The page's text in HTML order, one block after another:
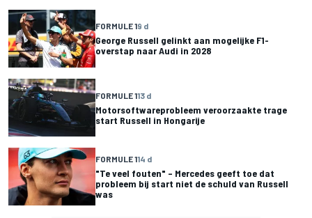
FORMULE 19 d
George Russell gelinkt aan mogelijke F1-
overstap naar Audi in 2028
FORMULE 113 d
Motorsoftwareprobleem veroorzaakte trage
start Russell in Hongarije
FORMULE 114 d
"Te veel fouten" – Mercedes geeft toe dat
probleem bij start niet de schuld van Russell
was